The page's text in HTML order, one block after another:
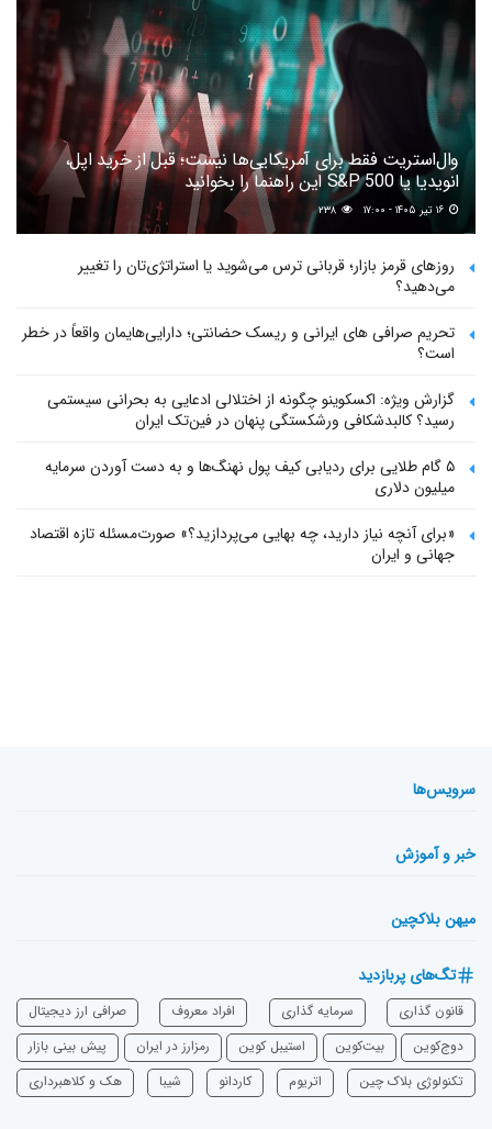
وال‌استریت فقط برای آمریکایی‌ها نیست؛ قبل از خرید اپل،
انویدیا یا S&P 500 این راهنما را بخوانید
۲۳۸
روزهای قرمز بازار؛ قربانی ترس می‌شوید یا استراتژی‌تان را تغییر
می‌دهید؟
تحریم صرافی های ایرانی و ریسک حضانتی؛ دارایی‌هایمان واقعاً در خطر
است؟
گزارش ویژه: اکسکوینو چگونه از اختلالی ادعایی به بحرانی سیستمی
رسید؟ کالبدشکافی ورشکستگی پنهان در فین‌تک ایران
۵ گام طلایی برای ردیابی کیف پول‌ نهنگ‌ها و به دست آوردن سرمایه
میلیون دلاری
«برای آنچه نیاز دارید، چه بهایی می‌پردازید؟» صورت‌مسئله تازه اقتصاد
جهانی و ایران
سرویس‌ها
خبر و آموزش
میهن بلاکچین
تگ‌های پربازدید
قانون گذاری سرمایه‌ گذاری افراد معروف
صرافی ارز دیجیتال
دوج‌کوین
بیت‌کوین استیبل کوین رمزارز در ایران
پیش بینی بازار
تکنولوژی بلاک چین
اتریوم ‌کاردانو شیبا هک و کلاهبرداری